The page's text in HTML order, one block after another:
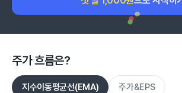
주가 흐름은?
지수이동평균선(EMA) 주가&EPS